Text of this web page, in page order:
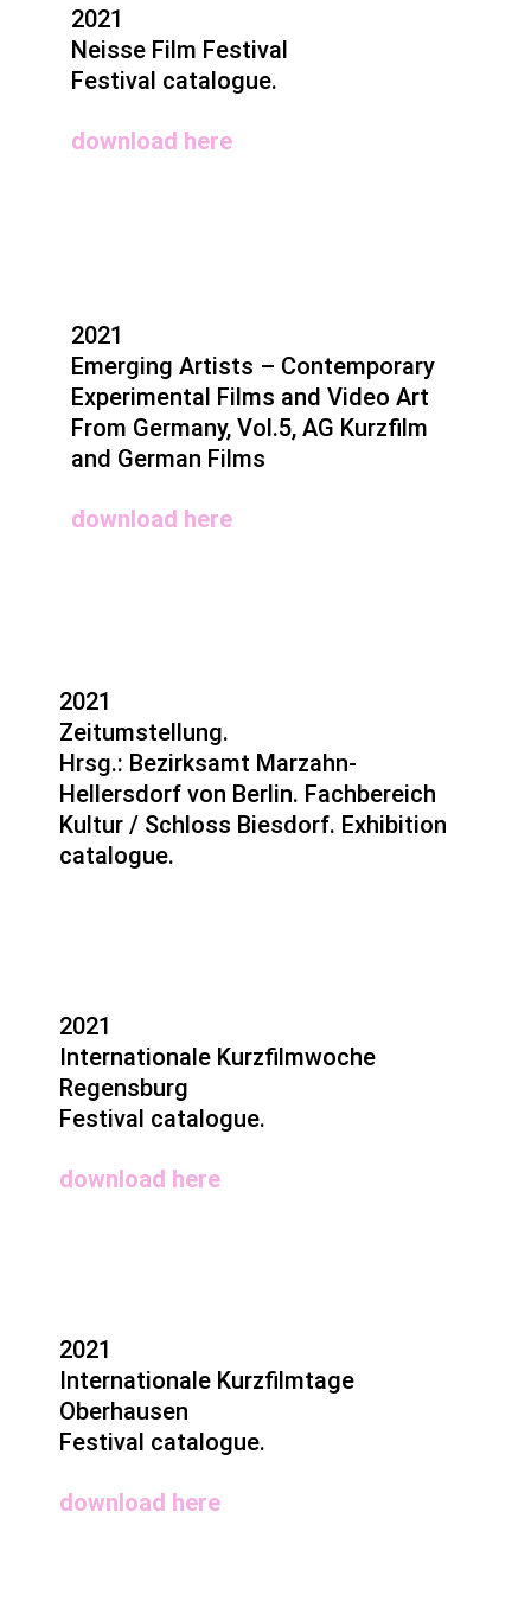
2021
Neisse Film Festival
Festival catalogue.
download here
2021
Emerging Artists – Contemporary
Experimental Films and Video Art
From Germany, Vol.5,AG Kurzfilm
and German Films
download here
2021
Zeitumstellung.
Hrsg.: Bezirksamt Marzahn-
Hellersdorf von Berlin. Fachbereich
Kultur / Schloss Biesdorf. Exhibition
catalogue.
2021
Internationale Kurzfilmwoche
Regensburg
Festival catalogue.
download here
2021
Internationale Kurzfilmtage
Oberhausen
Festival catalogue.
download here